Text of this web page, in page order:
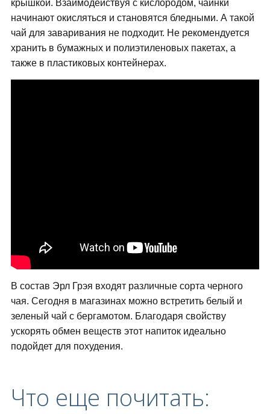
крышкой. Взаимодействуя с кислородом, чаинки
начинают окисляться и становятся бледными. А такой
чай для заваривания не подходит. Не рекомендуется
хранить в бумажных и полиэтиленовых пакетах, а
также в пластиковых контейнерах.
В состав Эрл Грэя входят различные сорта черного
чая. Сегодня в магазинах можно встретить белый и
зеленый чай с бергамотом. Благодаря свойству
ускорять обмен веществ этот напиток идеально
подойдет для похудения.
Что еще почитать: